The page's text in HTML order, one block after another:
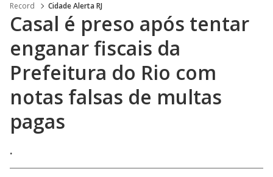
Record Cidade Alerta RJ
Casal é preso após tentar
enganar fiscais da
Prefeitura do Rio com
notas falsas de multas
pagas
.